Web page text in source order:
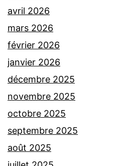
avril 2026
mars 2026
février 2026
janvier 2026
décembre 2025
novembre 2025
octobre 2025
septembre 2025
août 2025